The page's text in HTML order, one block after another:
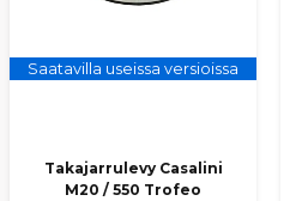
Saatavilla useissa versioissa
Takajarrulevy Casalini
M20 / 550 Trofeo